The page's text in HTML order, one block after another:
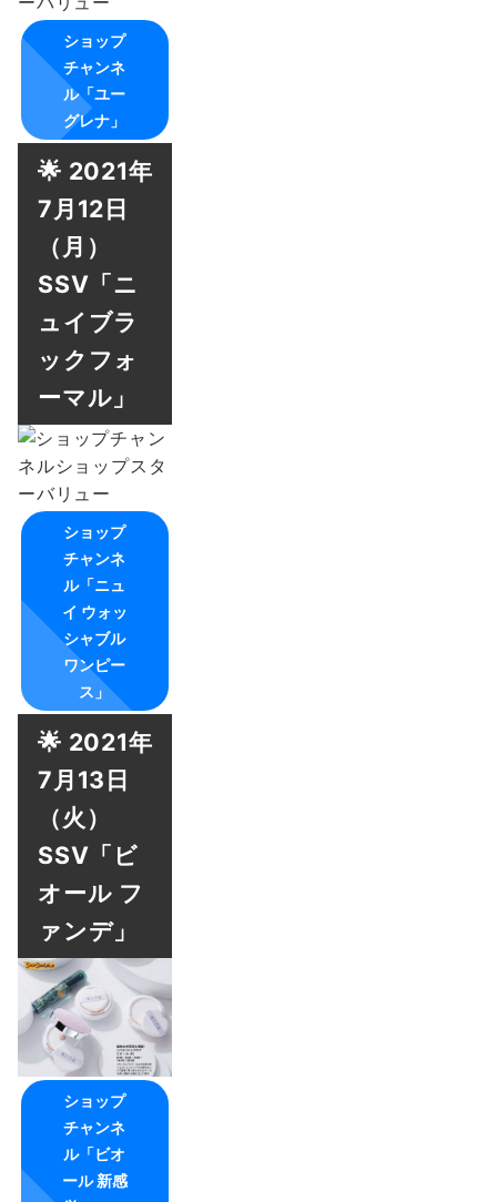
ショップ
チャンネ
ル「ユー
グレナ」
🌟 2021年
7月12日
（月）
SSV「ニ
ュイブラ
ックフォ
ーマル」
ショップ
チャンネ
ル「ニュ
イ ウォッ
シャブル
ワンピー
ス」
🌟 2021年
7月13日
（火）
SSV「ビ
オール フ
ァンデ」
ショップ
チャンネ
ル「ビオ
ール 新感